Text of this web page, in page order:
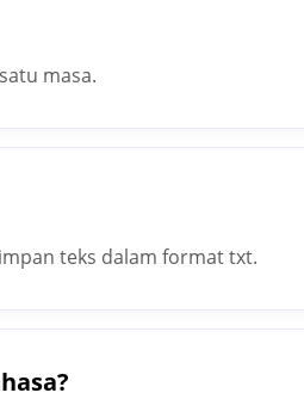
masa.
teks dalam format txt.